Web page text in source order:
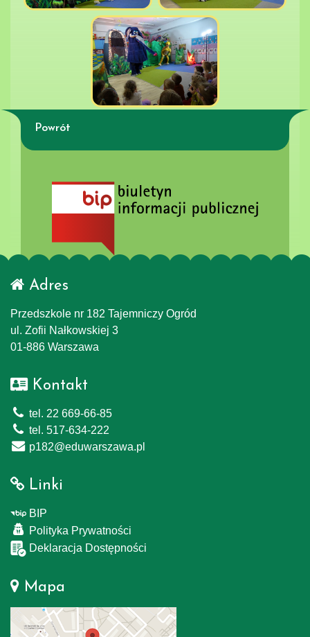
Powrót
Adres
Przedszkole nr 182 Tajemniczy Ogród
ul. Zofii Nałkowskiej 3
01-886 Warszawa
Kontakt
tel. 22 669-66-85
tel. 517-634-222
p182@eduwarszawa.pl
Linki
BIP
Polityka Prywatności
Deklaracja Dostępności
Mapa